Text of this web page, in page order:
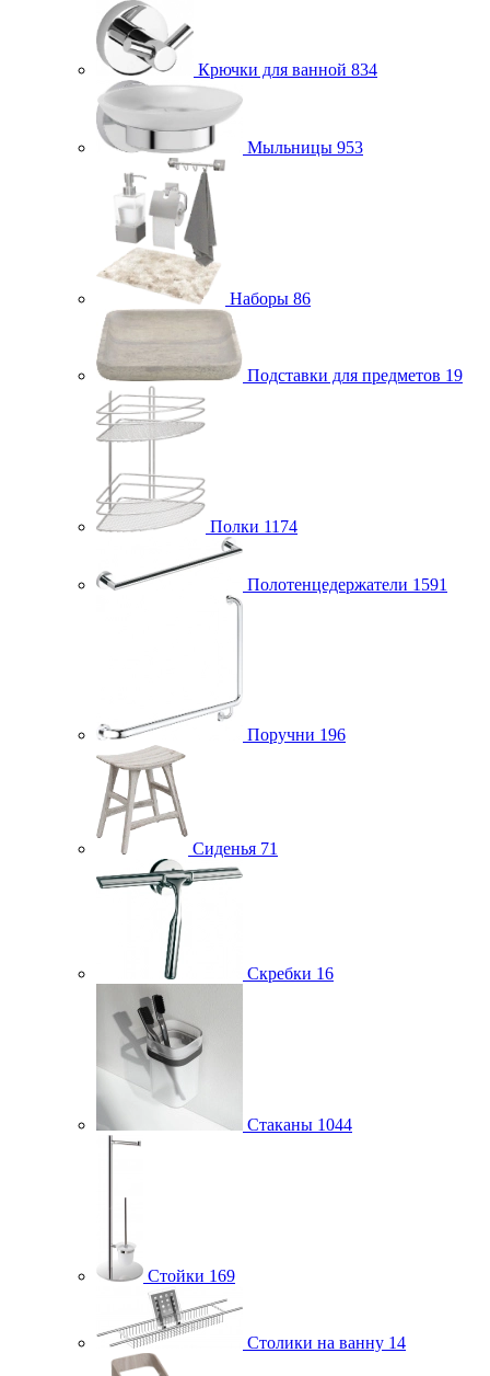
Крючки для ванной 834
Мыльницы 953
Наборы 86
Подставки для предметов 19
Полки 1174
Полотенцедержатели 1591
Поручни 196
Сиденья 71
Скребки 16
Стаканы 1044
Стойки 169
Столики на ванну 14